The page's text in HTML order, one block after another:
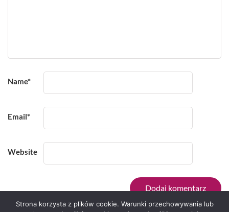
Name*
Email*
Website
Strona korzysta z plików cookie. Warunki przechowywania lub